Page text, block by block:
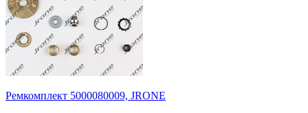
Ремкомплект 5000080009, JRONE